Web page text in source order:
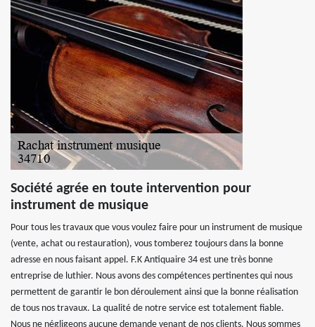
Société agrée en toute intervention pour
instrument de musique
Pour tous les travaux que vous voulez faire pour un instrument de musique
(vente, achat ou restauration), vous tomberez toujours dans la bonne
adresse en nous faisant appel. F.K Antiquaire 34 est une très bonne
entreprise de luthier. Nous avons des compétences pertinentes qui nous
permettent de garantir le bon déroulement ainsi que la bonne réalisation
de tous nos travaux. La qualité de notre service est totalement fiable.
Nous ne négligeons aucune demande venant de nos clients. Nous sommes